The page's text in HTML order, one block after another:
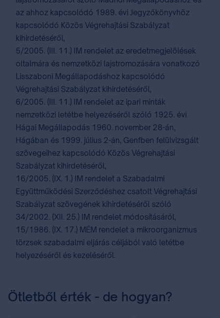
az ahhoz kapcsolódó 1989. évi Jegyzőkönyvhöz
kapcsolódó Közös Végrehajtási Szabályzat
kihirdetéséről,
5/2005. (III. 11.) IM rendelet az eredetmegjelölések
oltalmára és nemzetközi lajstromozására vonatkozó
Lisszaboni Megállapodáshoz kapcsolódó
Végrehajtási Szabályzat kihirdetéséről,
6/2005. (III. 11.) IM rendelet az ipari minták
nemzetközi letétbe helyezéséről szóló 1925. évi
Hágai Megállapodás 1960. november 28-án,
Hágában és 1999. július 2-án, Genfben felülvizsgált
szövegeihez kapcsolódó Közös Végrehajtási
Szabályzat kihirdetéséről,
16/2005. (IX. 1.) IM rendelet a Szabadalmi
Együttműködési Szerződéshez csatolt Végrehajtási
Szabályzat szövegének kihirdetéséről szóló
34/2002. (XII. 25.) IM rendelet módosításáról,
15/1986. (IX. 17.) MÉM rendelet a mikroorganizmus
törzsek szabadalmi eljárás céljából való letétbe
helyezéséről és kezeléséről.
Ötletből érték - de hogyan?